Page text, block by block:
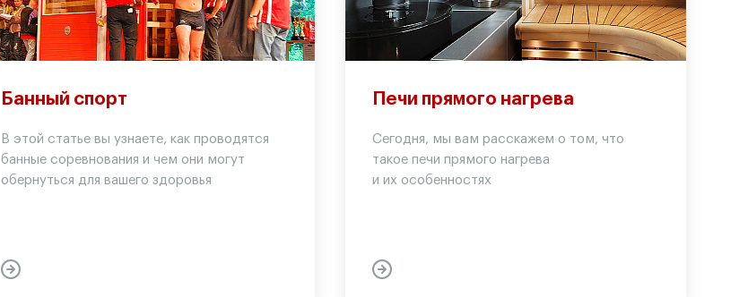
Банный спорт
В этой статье вы узнаете, как проводятся
банные соревнования и чем они могут
обернуться для вашего здоровья
Печи прямого нагрева
Сегодня, мы вам расскажем о том, что
такое печи прямого нагрева
и их особенностях